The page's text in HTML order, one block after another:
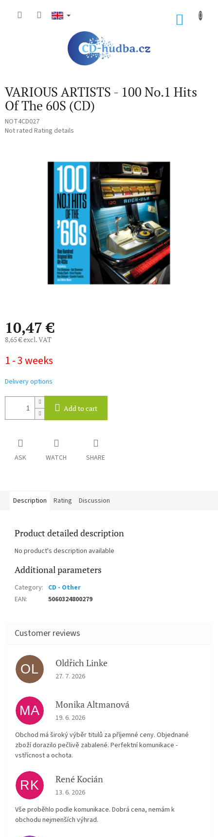
VARIOUS ARTISTS - 100 No.1 Hits
Of The 60S (CD)
NOT4CD027
The
Not rated Rating details
10,47 €
8,65 € excl. VAT
price:
1 - 3 weeks
Delivery options
Add to cart
ASK WATCH SHARE
Description Rating Discussion
Product detailed description
No product's description available
Additional parameters
Category: CD - Other
EAN: 5060324800279
OL Oldřich Linke
The store rating is 5 out of 5 stars.
27. 7. 2026
MA Monika Altmanová
The store rating is 5 out of 5 stars.
19. 6. 2026
Obchod má široký výběr titulů za příjemné ceny. Objednané
zboží dorazilo pečlivě zabalené. Perfektní komunikace -
vstřícnost a ochota.
RK René Kocián
The store rating is 5 out of 5 stars.
13. 6. 2026
Vše proběhlo podle komunikace. Dobrá cena, nemám k
obchodu nejmenších výhrad.